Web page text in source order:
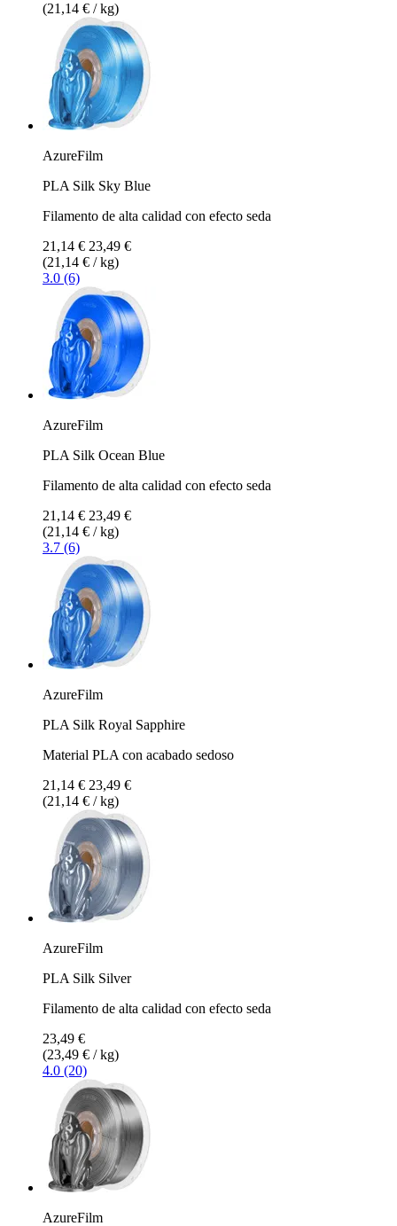
(21,14 € / kg)
AzureFilm
PLA Silk Sky Blue
Filamento de alta calidad con efecto seda
21,14 € 23,49 €
(21,14 € / kg)
3.0 (6)
AzureFilm
PLA Silk Ocean Blue
Filamento de alta calidad con efecto seda
21,14 € 23,49 €
(21,14 € / kg)
3.7 (6)
AzureFilm
PLA Silk Royal Sapphire
Material PLA con acabado sedoso
21,14 € 23,49 €
(21,14 € / kg)
AzureFilm
PLA Silk Silver
Filamento de alta calidad con efecto seda
23,49 €
(23,49 € / kg)
4.0 (20)
AzureFilm